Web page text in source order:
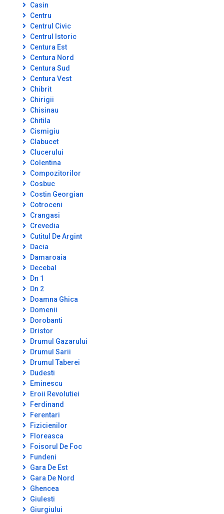
Casin
Centru
Centrul Civic
Centrul Istoric
Centura Est
Centura Nord
Centura Sud
Centura Vest
Chibrit
Chirigii
Chisinau
Chitila
Cismigiu
Clabucet
Clucerului
Colentina
Compozitorilor
Cosbuc
Costin Georgian
Cotroceni
Crangasi
Crevedia
Cutitul De Argint
Dacia
Damaroaia
Decebal
Dn 1
Dn 2
Doamna Ghica
Domenii
Dorobanti
Dristor
Drumul Gazarului
Drumul Sarii
Drumul Taberei
Dudesti
Eminescu
Eroii Revolutiei
Ferdinand
Ferentari
Fizicienilor
Floreasca
Foisorul De Foc
Fundeni
Gara De Est
Gara De Nord
Ghencea
Giulesti
Giurgiului